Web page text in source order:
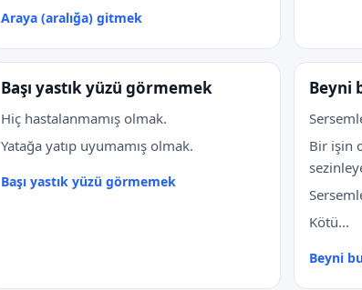
Araya (aralığa) gitmek
Başı yastık yüzü görmemek
Hiç hastalanmamış olmak.
Yatağa yatıp uyumamış olmak.
Başı yastık yüzü görmemek
Beyni
Bir işin
Kötü...
Beyni